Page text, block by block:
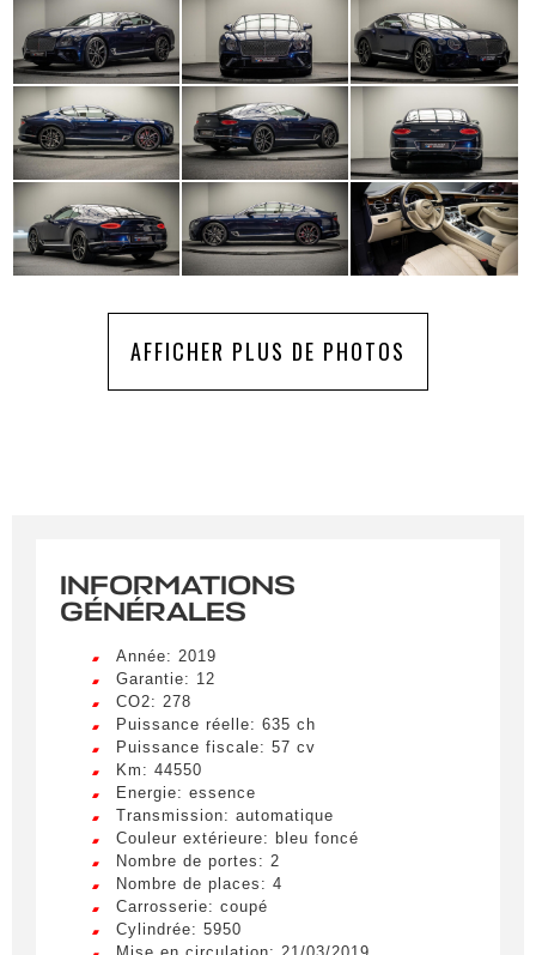
AFFICHER PLUS DE PHOTOS
INFORMATIONS
GÉNÉRALES
Année: 2019
Garantie: 12
CO2: 278
Puissance réelle: 635 ch
Puissance fiscale: 57 cv
Km: 44550
Energie: essence
Transmission: automatique
Couleur extérieure: bleu foncé
Nombre de portes: 2
Nombre de places: 4
Carrosserie: coupé
Cylindrée: 5950